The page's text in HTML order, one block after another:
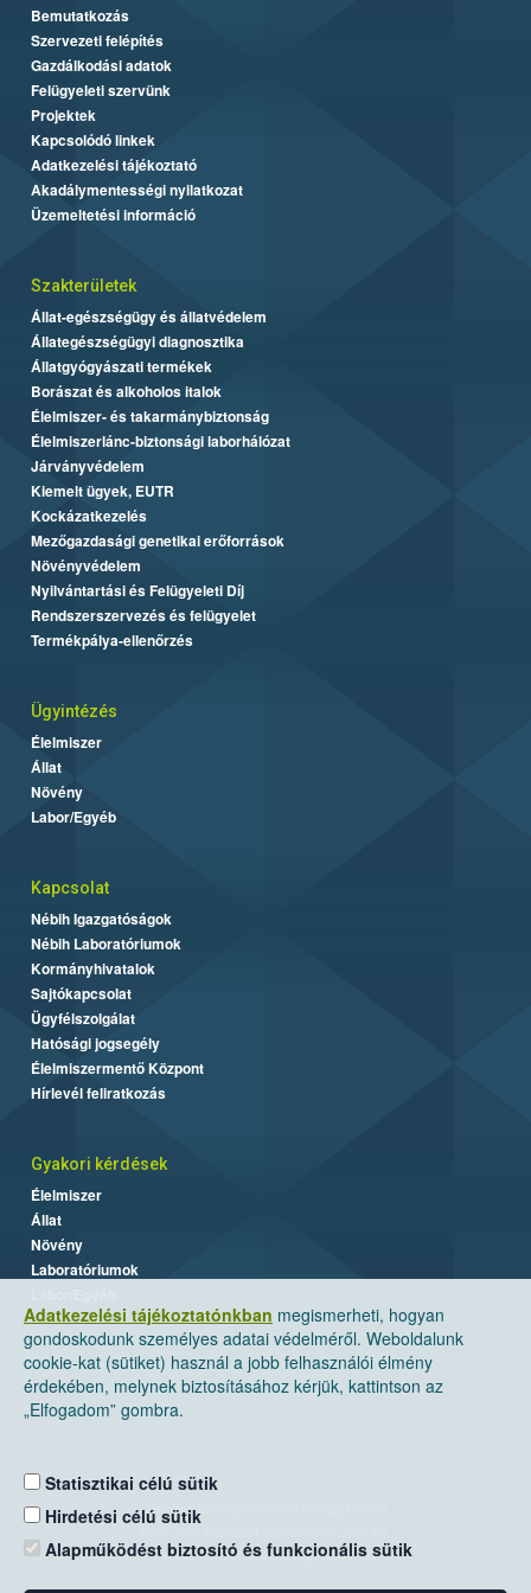
Adatkezelési tájékoztatónkban megismerheti, hogyan
gondoskodunk személyes adatai védelméről. Weboldalunk
cookie-kat (sütiket) használ a jobb felhasználói élmény
érdekében, melynek biztosításához kérjük, kattintson az
„Elfogadom” gombra.
Statisztikai célú sütik
Hirdetési célú sütik
Alapműködést biztosító és funkcionális sütik
Bemutatkozás
Szervezeti felépítés
Gazdálkodási adatok
Felügyeleti szervünk
Projektek
Kapcsolódó linkek
Adatkezelési tájékoztató
Akadálymentességi nyilatkozat
Üzemeltetési információ
Szakterületek
Állat-egészségügy és állatvédelem
Állategészségügyi diagnosztika
Állatgyógyászati termékek
Borászat és alkoholos italok
Élelmiszer- és takarmánybiztonság
Élelmiszerlánc-biztonsági laborhálózat
Járványvédelem
Kiemelt ügyek, EUTR
Kockázatkezelés
Mezőgazdasági genetikai erőforrások
Növényvédelem
Nyilvántartási és Felügyeleti Díj
Rendszerszervezés és felügyelet
Termékpálya-ellenőrzés
Ügyintézés
Élelmiszer
Állat
Növény
Labor/Egyéb
Kapcsolat
Nébih Igazgatóságok
Nébih Laboratóriumok
Kormányhivatalok
Sajtókapcsolat
Ügyfélszolgálat
Hatósági jogsegély
Élelmiszermentő Központ
Hírlevél feliratkozás
Gyakori kérdések
Élelmiszer
Állat
Növény
Laboratóriumok
Nemzeti Élelmiszerlánc-biztonsági Hivatal
Levelezési cím: 1525 Budapest. Pf. 30.